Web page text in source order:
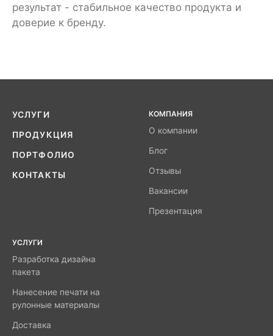
результат - стабильное качество продукта и
доверие к бренду.
УСЛУГИ
ПРОДУКЦИЯ
ПОРТФОЛИО
КОНТАКТЫ
КОМПАНИЯ
О компании
Блог
Отзывы
Вакансии
Презентация
УСЛУГИ
Разработка дизайна
пакета
Нанесение печати на
рулонные материалы
Доставка